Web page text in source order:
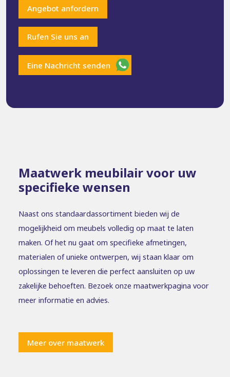
Angebot anfordern
Rufen Sie uns an
Eine Nachricht senden
Maatwerk meubilair voor uw
specifieke wensen
Naast ons standaardassortiment bieden wij de
mogelijkheid om meubels volledig op maat te laten
maken. Of het nu gaat om specifieke afmetingen,
materialen of unieke ontwerpen, wij staan klaar om
oplossingen te leveren die perfect aansluiten op uw
zakelijke behoeften. Bezoek onze maatwerkpagina voor
meer informatie en advies.
Meer over maatwerk